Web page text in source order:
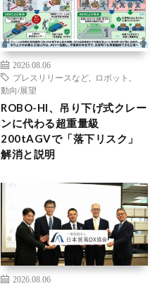
2026.08.06
プレスリリースなど
ロボット
動向/展望
ROBO-HI、吊り下げ式クレー
ンに代わる超重量級
200tAGVで「落下リスク」
解消と説明
2026.08.06